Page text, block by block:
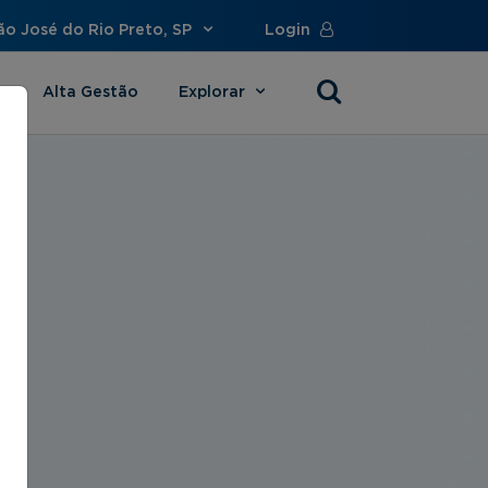
José do Rio Preto, SP Login
Alta Gestão Explorar